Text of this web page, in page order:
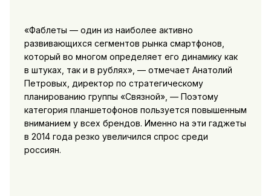
«Фаблеты — один из наиболее активно
развивающихся сегментов рынка смартфонов,
который во многом определяет его динамику как
в штуках, так и в рублях», — отмечает Анатолий
Петровых, директор по стратегическому
планированию группы «Связной», — Поэтому
категория планшетофонов пользуется повышенным
вниманием у всех брендов. Именно на эти гаджеты
в 2014 года резко увеличился спрос среди
россиян.